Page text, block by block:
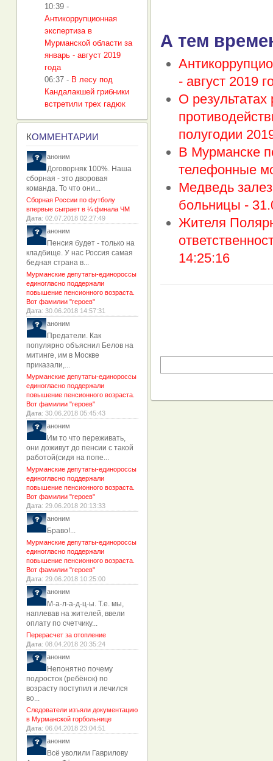
А тем
- август 2019
О
полугодии
В Мурманске
телефонные
Медведь
больницы -
Жителя
14:25:16
10:39 -
Антикоррупционная
экспертиза в
Мурманской области за
январь - август 2019
года
06:37 - В лесу под
Кандалакшей грибники
встретили трех гадюк
КОММЕНТАРИИ
аноним
Договорняк 100%. Наша
сборная - это дворовая
команда. То что они...
Сборная России по футболу
впервые сыграет в ¼ финала ЧМ
Дата: 02.07.2018 02:27:49
аноним
Пенсия будет - только на
кладбище. У нас Россия самая
бедная страна в...
Мурманские депутаты-единороссы
единогласно поддержали
повышение пенсионного возраста.
Вот фамилии "героев"
Дата: 30.06.2018 14:57:31
аноним
Предатели. Как
популярно объяснил Белов на
митинге, им в Москве
приказали,...
Мурманские депутаты-единороссы
единогласно поддержали
повышение пенсионного возраста.
Вот фамилии "героев"
Дата: 30.06.2018 05:45:43
аноним
Им то что переживать,
они доживут до пенсии с такой
работой(сидя на попе...
Мурманские депутаты-единороссы
единогласно поддержали
повышение пенсионного возраста.
Вот фамилии "героев"
Дата: 29.06.2018 20:13:33
аноним
Браво!...
Мурманские депутаты-единороссы
единогласно поддержали
повышение пенсионного возраста.
Вот фамилии "героев"
Дата: 29.06.2018 10:25:00
аноним
М-а-л-а-д-ц-ы. Т.е. мы,
наплевав на жителей, ввели
оплату по счетчику...
Перерасчет за отопление
Дата: 08.04.2018 20:35:24
аноним
Непонятно почему
подросток (ребёнок) по
возрасту поступил и лечился
во...
Следователи изъяли документацию
в Мурманской горбольнице
Дата: 06.04.2018 23:04:51
аноним
Всё уволили Гаврилову